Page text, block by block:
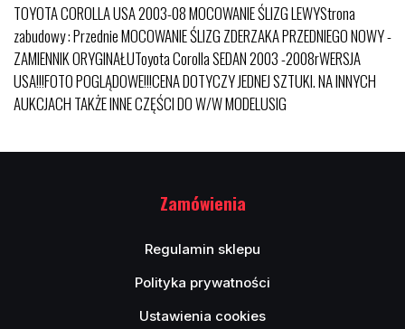
TOYOTA COROLLA USA 2003-08 MOCOWANIE ŚLIZG LEWYStrona
zabudowy : Przednie MOCOWANIE ŚLIZG ZDERZAKA PRZEDNIEGO NOWY -
ZAMIENNIK ORYGINAŁUToyota Corolla SEDAN 2003 -2008rWERSJA
USA!!!FOTO POGLĄDOWE!!!CENA DOTYCZY JEDNEJ SZTUKI. NA INNYCH
AUKCJACH TAKŻE INNE CZĘŚCI DO W/W MODELUSIG
Zamówienia
Regulamin sklepu
Polityka prywatności
Ustawienia cookies